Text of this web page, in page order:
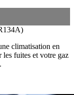
climatisation en
fuites et votre gaz